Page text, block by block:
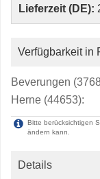
Lieferzeit (DE):
Verfügbarkeit in
Beverungen
Herne (44653):
Bitte berücksichtigen
ändern kann.
Details